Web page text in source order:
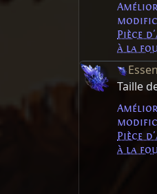
Pièce
à la
Taille
Pièce
à la